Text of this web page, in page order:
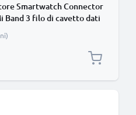
Smartwatch Connector
Band 3 filo di cavetto dati
per bracciale fitenss